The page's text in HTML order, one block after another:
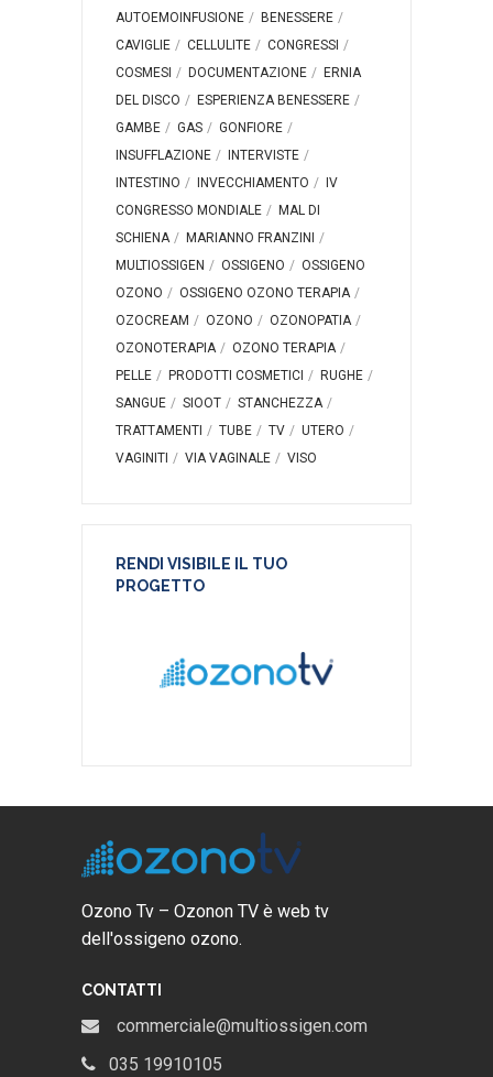
AUTOEMOINFUSIONE
BENESSERE
CAVIGLIE
CELLULITE
CONGRESSI
COSMESI
DOCUMENTAZIONE
ERNIA
DEL DISCO
ESPERIENZA BENESSERE
GAMBE
GAS
GONFIORE
INSUFFLAZIONE
INTERVISTE
INTESTINO
INVECCHIAMENTO
IV
CONGRESSO MONDIALE
MAL DI
SCHIENA
MARIANNO FRANZINI
MULTIOSSIGEN
OSSIGENO
OSSIGENO
OZONO
OSSIGENO OZONO TERAPIA
OZOCREAM
OZONO
OZONOPATIA
OZONOTERAPIA
OZONO TERAPIA
PELLE
PRODOTTI COSMETICI
RUGHE
SANGUE
SIOOT
STANCHEZZA
TRATTAMENTI
TUBE TV
UTERO
VAGINITI
VIA VAGINALE VISO
RENDI VISIBILE IL TUO
PROGETTO
Ozono Tv – Ozonon TV è web tv
dell'ossigeno ozono.
CONTATTI
commerciale@multiossigen.com
035 19910105